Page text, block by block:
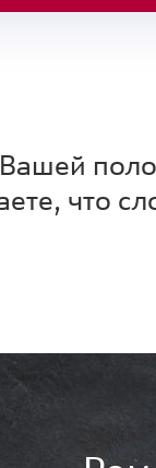
Вашей
что